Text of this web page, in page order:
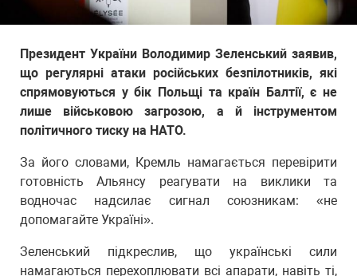
Президент України Володимир Зеленський заявив,
що регулярні атаки російських безпілотників, які
спрямовуються у бік Польщі та країн Балтії, є не
лише військовою загрозою, а й інструментом
політичного тиску на НАТО.
За його словами, Кремль намагається перевірити
готовність Альянсу реагувати на виклики та
водночас надсилає сигнал союзникам: «не
допомагайте Україні».
Зеленський підкреслив, що українські сили
намагаються перехоплювати всі апарати, навіть ті,